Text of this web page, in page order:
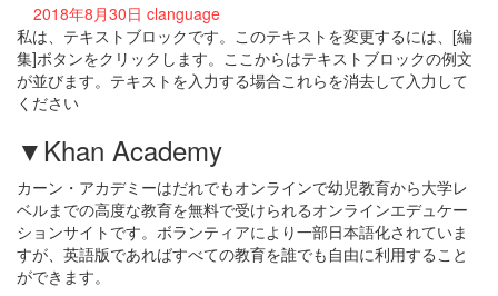
2018年8月30日 clanguage
私は、テキストブロックです。このテキストを変更するには、[編
集]ボタンをクリックします。ここからはテキストブロックの例文
が並びます。テキストを入力する場合これらを消去して入力して
ください
▼Khan Academy
カーン・アカデミーはだれでもオンラインで幼児教育から大学レ
ベルまでの高度な教育を無料で受けられるオンラインエデュケー
ションサイトです。ボランティアにより一部日本語化されていま
すが、英語版であればすべての教育を誰でも自由に利用すること
ができます。